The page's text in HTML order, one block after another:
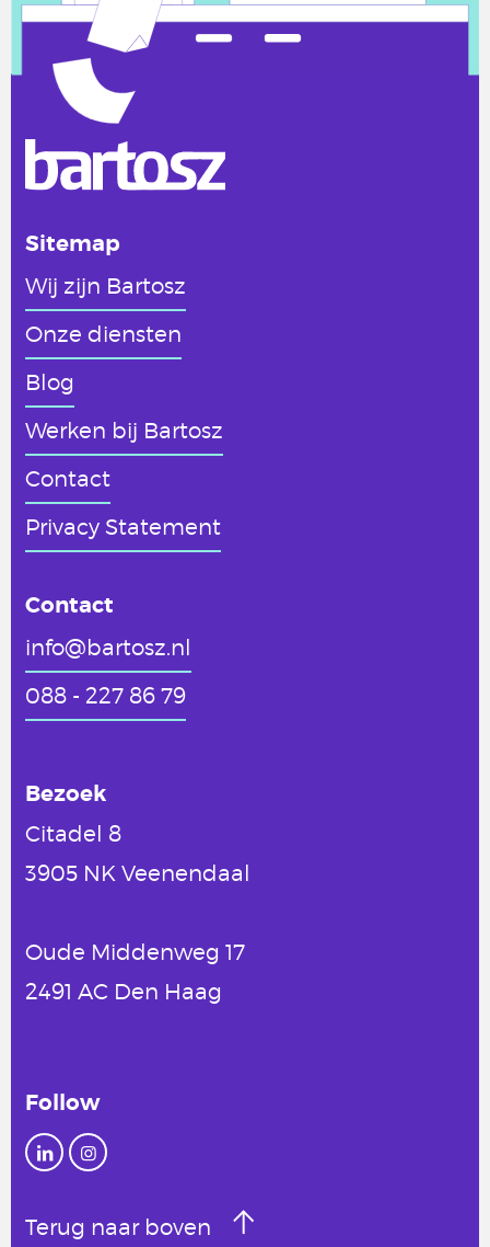
Sitemap
Wij zijn Bartosz
Onze diensten
Blog
Werken bij Bartosz
Contact
Privacy Statement
Contact
info@bartosz.nl
088 - 227 86 79
Bezoek
Citadel 8
3905 NK Veenendaal
Oude Middenweg 17
2491 AC Den Haag
Follow
Terug naar boven